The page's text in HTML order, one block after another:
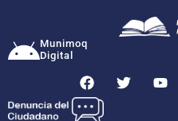
Munimoq
Digital